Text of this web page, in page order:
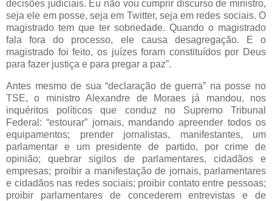
decisões judiciais. Eu não vou cumprir discurso de ministro,
seja ele em posse, seja em Twitter, seja em redes sociais. O
magistrado tem que ter sobriedade. Quando o magistrado
fala fora do processo, ele causa desagregação. E o
magistrado foi feito, os juízes foram constituídos por Deus
para fazer justiça e para pregar a paz”.
Antes mesmo de sua “declaração de guerra” na posse no
TSE, o ministro Alexandre de Moraes já mandou, nos
inquéritos políticos que conduz no Supremo Tribunal
Federal: “estourar” jornais, mandando apreender todos os
equipamentos; prender jornalistas, manifestantes, um
parlamentar e um presidente de partido, por crime de
opinião; quebrar sigilos de parlamentares, cidadãos e
empresas; proibir a manifestação de jornais, parlamentares
e cidadãos nas redes sociais; proibir contato entre pessoas;
proibir parlamentares de concederem entrevistas e de